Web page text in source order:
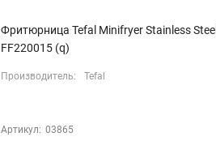
Фритюрница Tefal Minifryer Stainless Steel
FF220015 (q)
Производитель: Tefal
Артикул: 03865